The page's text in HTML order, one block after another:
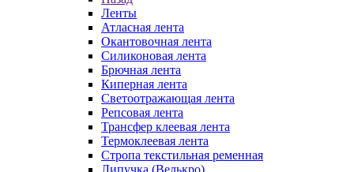
Ленты
Атласная лента
Окантовочная лента
Силиконовая лента
Брючная лента
Киперная лента
Светоотражающая лента
Репсовая лента
Трансфер клеевая лента
Термоклеевая лента
Стропа текстильная ременная
Липучка (Велькро)